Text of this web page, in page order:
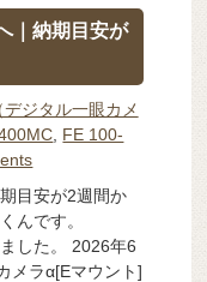
｜納期目安が
デジタル一眼カメ
, FE 100-
目安が2週間か
んです。
した。 2026年6
メラα[Eマウント]